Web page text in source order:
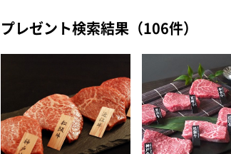
プレゼント検索結果（106件）